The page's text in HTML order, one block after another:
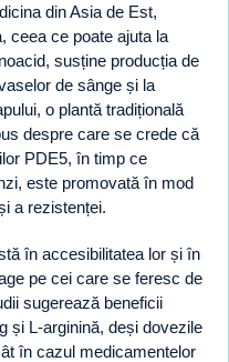
din Asia de Est,
ceea ce poate ajuta la
susține producția de
de sânge și la
o plantă tradițională
despre care se crede că
PDE5, în timp ce
este promovată în mod
a rezistenței.
în accesibilitatea lor și în
pe cei care se feresc de
sugerează beneficii
și L-arginină, deși dovezile
în cazul medicamentelor